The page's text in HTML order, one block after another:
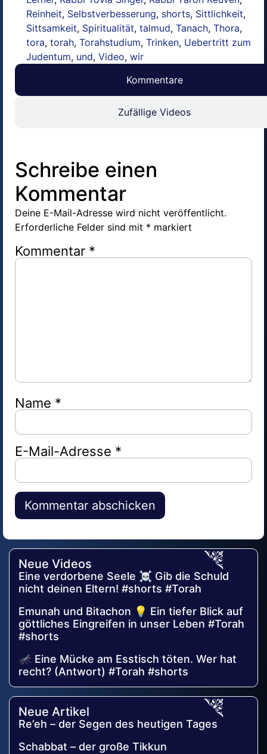
Reinheit, Selbstverbesserung, shorts, Sittlichkeit,
Sittsamkeit, Spiritualität, talmud, Tanach, Thora,
tora, torah, Torahstudium, Trinken, Uebertritt zum
Judentum, und, Video, wir
Kommentare
Zufällige Videos
Schreibe einen
Kommentar
Deine E-Mail-Adresse wird nicht veröffentlicht.
Erforderliche Felder sind mit * markiert
Kommentar *
Name *
E-Mail-Adresse *
Alternative:
Neue Videos
Eine verdorbene Seele ☠️ Gib die Schuld
nicht deinen Eltern! #shorts #Torah
Emunah und Bitachon 💡 Ein tiefer Blick auf
göttliches Eingreifen in unser Leben #Torah
#shorts
🦟 Eine Mücke am Esstisch töten. Wer hat
recht? (Antwort) #Torah #shorts
Neue Artikel
Re’eh – der Segen des heutigen Tages
Schabbat – der große Tikkun